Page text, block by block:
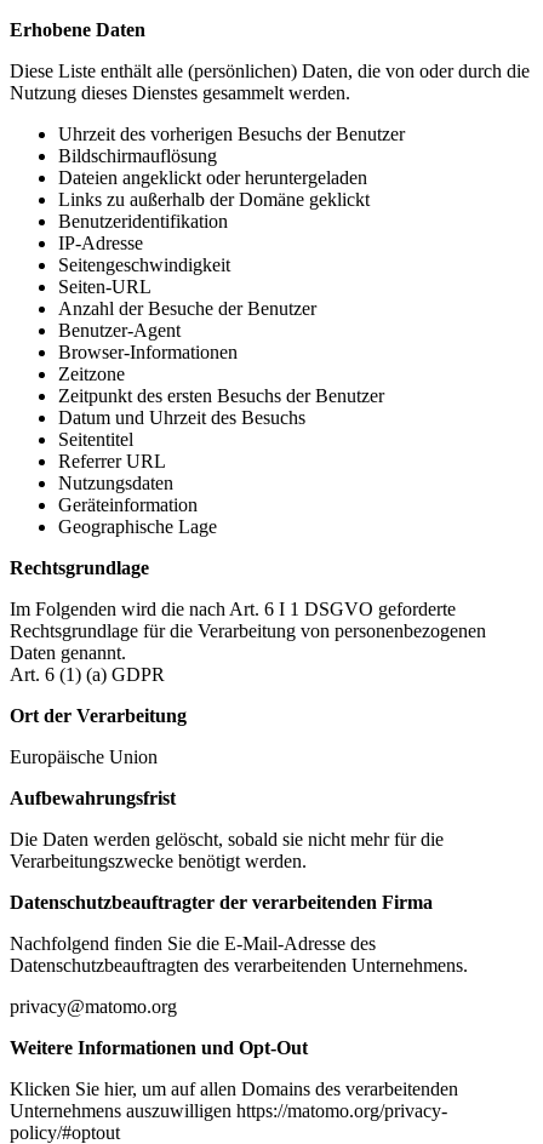
Erhobene Daten
Diese Liste enthält alle (persönlichen) Daten, die von oder durch die
Nutzung dieses Dienstes gesammelt werden.
Uhrzeit des vorherigen Besuchs der Benutzer
Bildschirmauflösung
Dateien angeklickt oder heruntergeladen
Links zu außerhalb der Domäne geklickt
Benutzeridentifikation
IP-Adresse
Seitengeschwindigkeit
Seiten-URL
Anzahl der Besuche der Benutzer
Benutzer-Agent
Browser-Informationen
Zeitzone
Zeitpunkt des ersten Besuchs der Benutzer
Datum und Uhrzeit des Besuchs
Seitentitel
Referrer URL
Nutzungsdaten
Geräteinformation
Geographische Lage
Rechtsgrundlage
Im Folgenden wird die nach Art. 6 I 1 DSGVO geforderte
Rechtsgrundlage für die Verarbeitung von personenbezogenen
Daten genannt.
Art. 6 (1) (a) GDPR
Ort der Verarbeitung
Europäische Union
Aufbewahrungsfrist
Die Daten werden gelöscht, sobald sie nicht mehr für die
Verarbeitungszwecke benötigt werden.
Datenschutzbeauftragter der verarbeitenden Firma
Nachfolgend finden Sie die E-Mail-Adresse des
Datenschutzbeauftragten des verarbeitenden Unternehmens.
privacy@matomo.org
Weitere Informationen und Opt-Out
Klicken Sie hier, um auf allen Domains des verarbeitenden
Unternehmens auszuwilligen https://matomo.org/privacy-
policy/#optout